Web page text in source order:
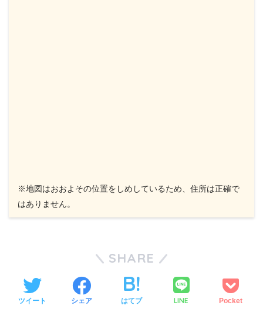
※地図はおおよその位置をしめしているため、住所は正確で
はありません。
SHARE
ツイート シェア はてブ LINE Pocket